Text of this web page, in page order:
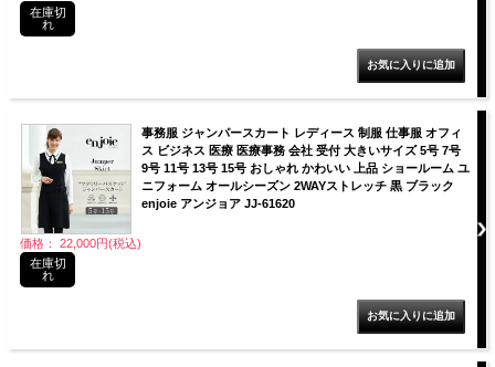
在庫切
れ
事務服 ジャンパースカート レディース 制服 仕事服 オフィ
ス ビジネス 医療 医療事務 会社 受付 大きいサイズ 5号 7号
9号 11号 13号 15号 おしゃれ かわいい 上品 ショールーム ユ
ニフォーム オールシーズン 2WAYストレッチ 黒 ブラック
enjoie アンジョア JJ-61620
価格： 22,000円(税込)
在庫切
れ